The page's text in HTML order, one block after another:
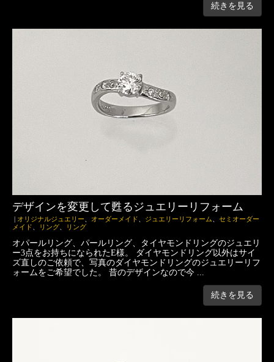
続きを見る
デザインを変更して甦るジュエリーリフォーム
| オリジナルジュエリー オーダーメイド ジュエリーリフォーム
セミオーダー
メイド
リング リング
オパールリング、パールリング、タイヤモンドリングのジュエリ
ー3点をお持ちになられたE様。 ダイヤモンドリング以外はサイ
ズ直しのご依頼で、写真のダイヤモンドリングのジュエリーリフ
ォームをご希望でした。 昔のデザインなので今 ...
続きを見る